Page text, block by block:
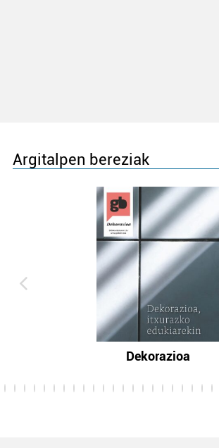
Argitalpen bereziak
Dekorazioa